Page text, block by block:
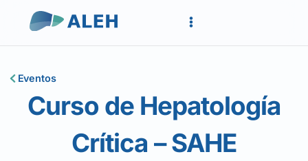
Eventos
Curso de Hepatología
Crítica – SAHE